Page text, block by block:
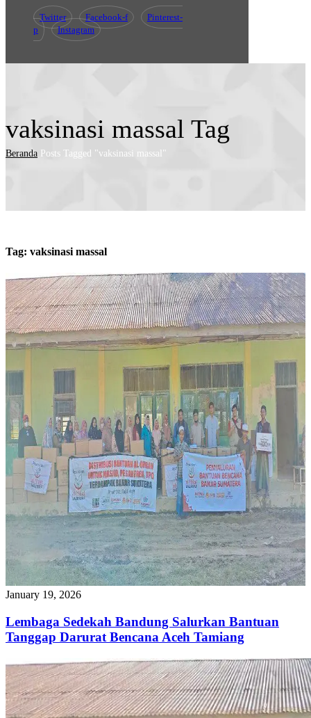
Twitter Facebook-f
Pinterest-
p
Instagram
vaksinasi massal Tag
Beranda Posts Tagged "vaksinasi massal"
Tag: vaksinasi massal
January 19, 2026
Lembaga Sedekah Bandung Salurkan Bantuan
Tanggap Darurat Bencana Aceh Tamiang